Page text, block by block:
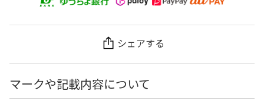
シェアする
マークや記載内容について